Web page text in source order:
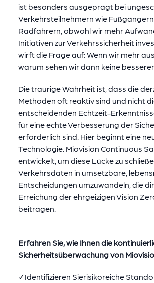
ist besonders ausgeprägt bei
Verkehrsteilnehmern wie
Radfahrern, obwohl wir mehr
Initiativen zur Verkehrssicherheit
wirft die Frage auf: Wenn wir mehr
warum sehen wir dann keine
Die traurige Wahrheit ist, dass die
Methoden oft reaktiv sind und nicht
entscheidenden Echtzeit-
für eine echte Verbesserung der
erforderlich sind. Hier beginnt eine
Technologie. Miovision Continuous
entwickelt, um diese Lücke zu
Verkehrsdaten in umsetzbare,
Entscheidungen umzuwandeln, die
Erreichung der ehrgeizigen Vision
beitragen.
Erfahren Sie, wie Ihnen die
Sicherheitsüberwachung von
✓Identifizieren Sierisikoreiche